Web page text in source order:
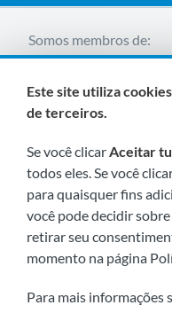
Somos membros de:
Visite-nos em breve
Este site utiliza
de terceiros.
Se você clicarAceitar
todos eles. Se você
para quaisquer fins
você pode decidir
retirar seu
momento na página
Para mais informações